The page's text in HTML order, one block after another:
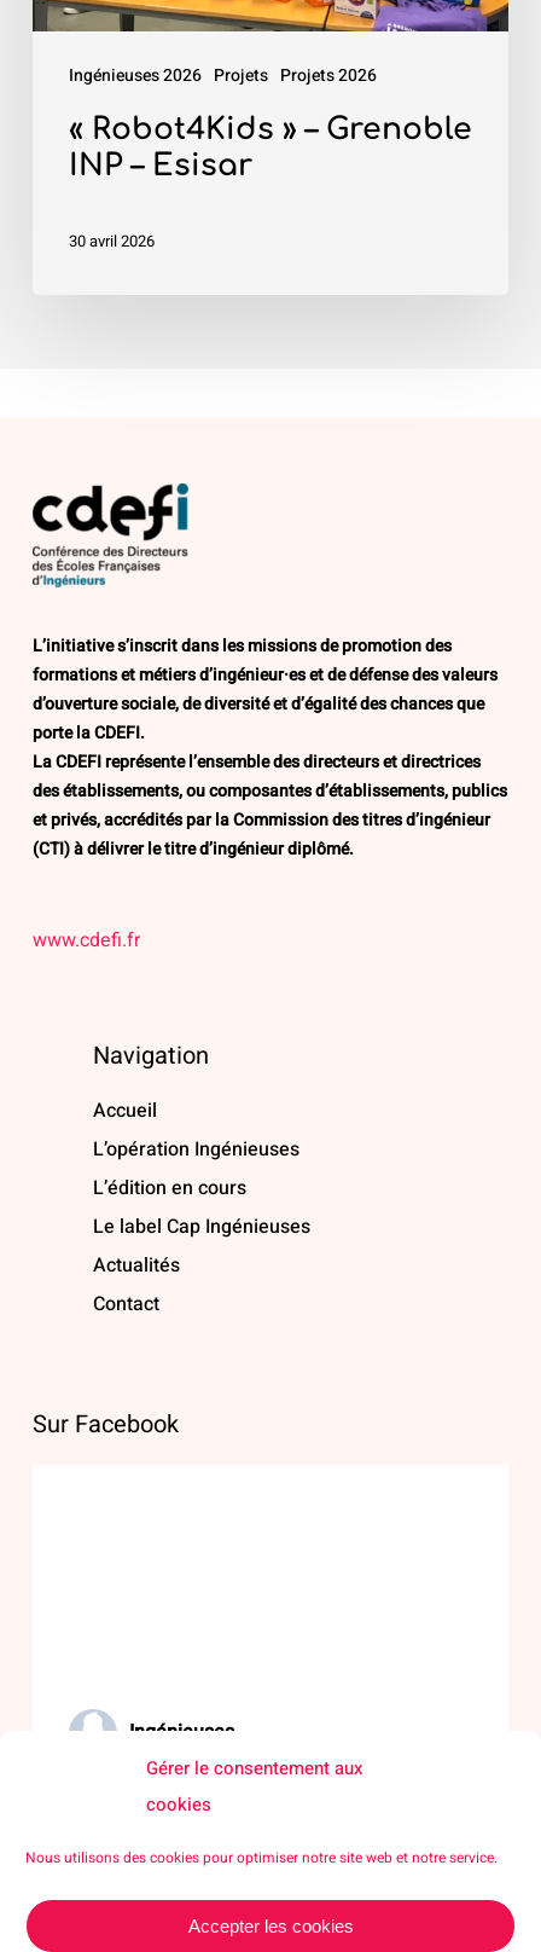
Gérer le consentement aux
cookies
Nous utilisons des cookies pour optimiser notre site web et notre service.
Accepter les cookies
Ingénieuses 2026 Projets Projets 2026
« Robot4Kids » – Grenoble
INP – Esisar
30 avril 2026
L’initiative s’inscrit dans les missions de promotion des
formations et métiers d’ingénieur·es et de défense des valeurs
d’ouverture sociale, de diversité et d’égalité des chances que
porte la CDEFI.
La CDEFI représente l’ensemble des directeurs et directrices
des établissements, ou composantes d’établissements, publics
et privés, accrédités par la Commission des titres d’ingénieur
(CTI) à délivrer le titre d’ingénieur diplômé.
www.cdefi.fr
Navigation
Accueil
L’opération Ingénieuses
L’édition en cours
Le label Cap Ingénieuses
Actualités
Contact
Sur Facebook
Ingénieuses